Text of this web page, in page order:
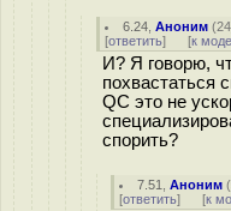
6.24 ,Аноним (24
[ответить] [к
И? Я говорю,
похвастаться
QC это не
спорить?
7.51 ,Аноним (
[ответить] [к